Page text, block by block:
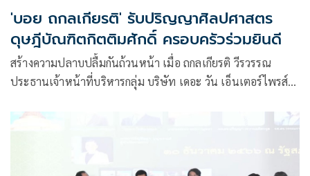
'บอย ถกลเกียรติ' รับปริญญาศิลปศาสตร
ดุษฎีบัณฑิตกิตติมศักดิ์ ครอบครัวร่วมยินดี
สร้างความปลาบปลื้มกันถ้วนหน้า เมื่อ ถกลเกียรติ วีรวรรณ
ประธานเจ้าหน้าที่บริหารกลุ่ม บริษัท เดอะ วัน เอ็นเตอร์ไพรส์
กิตติมศักดิ์ จากมหาวิทยาลัยสยาม